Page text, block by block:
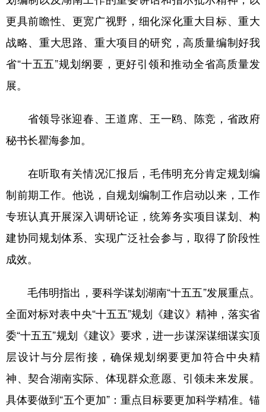
更具前瞻性、更宽广视野，细化深化重大目标、重大
战略、重大思路、重大项目的研究，高质量编制好我
省“十五五”规划纲要，更好引领和推动全省高质量发
展。
省领导张迎春、王道席、王一鸥、陈竞，省政府
秘书长瞿海参加。
在听取有关情况汇报后，毛伟明充分肯定规划编
制前期工作。他说，自规划编制工作启动以来，工作
专班认真开展深入调研论证，统筹务实项目谋划、构
建协同规划体系、实现广泛社会参与，取得了阶段性
成效。
毛伟明指出，要科学谋划湖南“十五五”发展重点。
全面对标对表中央“十五五”规划《建议》精神，落实省
委“十五五”规划《建议》要求，进一步谋深谋细谋实顶
层设计与分层衔接，确保规划纲要更加符合中央精
神、契合湖南实际、体现群众意愿、引领未来发展。
具体要做到“五个更加”：重点目标要更加科学精准。锚